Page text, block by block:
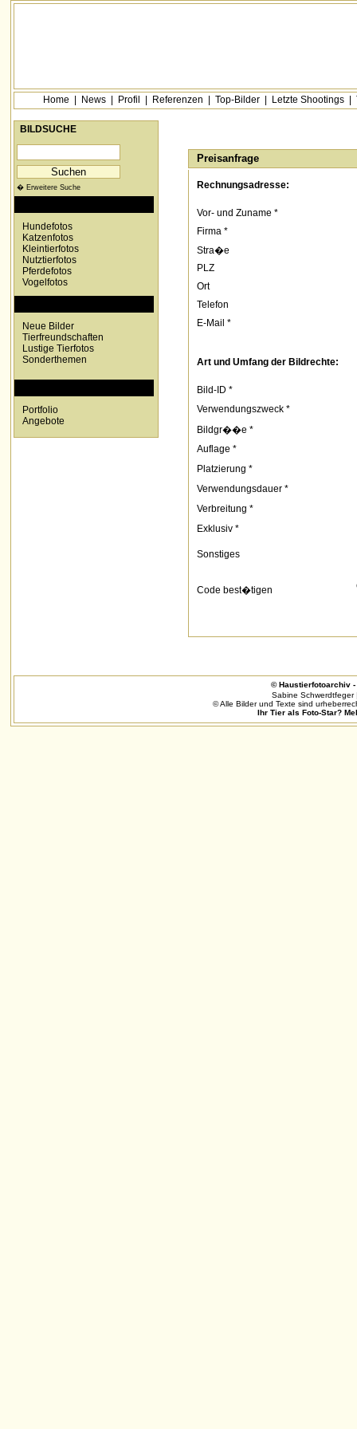
Home News Profil Referenzen Top-Bilder Letzte Shootings
BILDSUCHE
� Erweitere Suche
Hundefotos
Katzenfotos
Kleintierfotos
Nutztierfotos
Pferdefotos
Vogelfotos
Neue Bilder
Tierfreundschaften
Lustige Tierfotos
Sonderthemen
Portfolio
Angebote
Preisanfrage
Rechnungsadresse:
Vor- und Zuname *
Firma *
Stra�e
PLZ
Ort
Telefon
E-Mail *
Art und Umfang der Bildrechte:
Bild-ID *
Verwendungszweck *
Bildgr��e *
Auflage *
Platzierung *
Verwendungsdauer *
Verbreitung *
Exklusiv *
Sonstiges
Code best�tigen
© Haustierfotoarchiv
Sabine Schwerdtfeger
© Alle Bilder und Texte sind
Ihr Tier als Foto-Star?